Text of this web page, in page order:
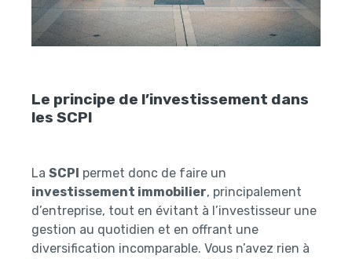
Le principe de l’investissement dans
les SCPI
La SCPI permet donc de faire un
investissement immobilier, principalement
d’entreprise, tout en évitant à l’investisseur une
gestion au quotidien et en offrant une
diversification incomparable. Vous n’avez rien à